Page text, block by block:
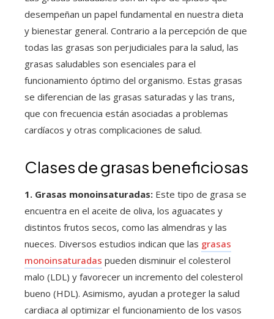
desempeñan un papel fundamental en nuestra dieta
y bienestar general. Contrario a la percepción de que
todas las grasas son perjudiciales para la salud, las
grasas saludables son esenciales para el
funcionamiento óptimo del organismo. Estas grasas
se diferencian de las grasas saturadas y las trans,
que con frecuencia están asociadas a problemas
cardíacos y otras complicaciones de salud.
Clases de grasas beneficiosas
1. Grasas monoinsaturadas: Este tipo de grasa se
encuentra en el aceite de oliva, los aguacates y
distintos frutos secos, como las almendras y las
nueces. Diversos estudios indican que las grasas
monoinsaturadas pueden disminuir el colesterol
malo (LDL) y favorecer un incremento del colesterol
bueno (HDL). Asimismo, ayudan a proteger la salud
cardiaca al optimizar el funcionamiento de los vasos